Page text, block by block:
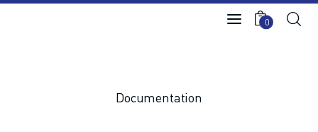
0
Les Escrimes Japonaises
Documentation